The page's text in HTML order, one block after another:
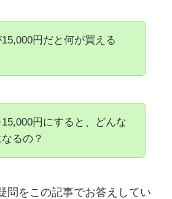
円だと何が買える
円にすると、どんな
るの？
問をこの記事でお答えしてい